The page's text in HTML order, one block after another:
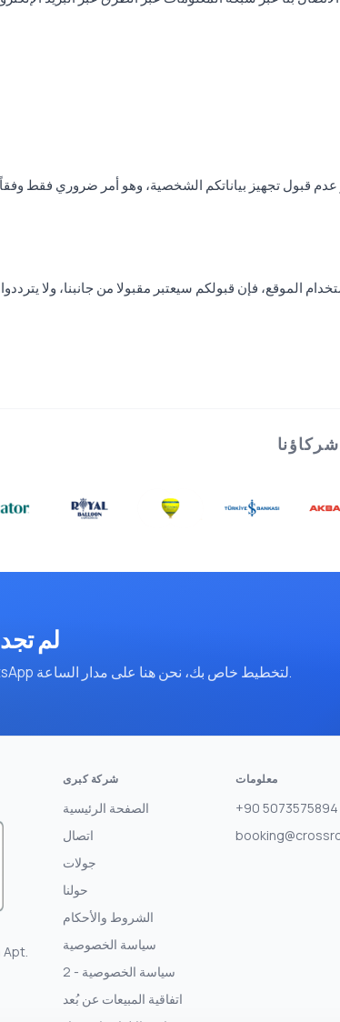
قبول تجهيز بياناتكم الشخصية، وهو أمر ضروري فقط
شركاؤنا
لم
تواصل معنا عبر WhatsApp لتخطيط خاص بك، نحن هنا على مدار الساعة.
شركة كبرى
الصفحة الرئيسية
اتصال
جولات
حولنا
الشروط والأحكام
سياسة الخصوصية
سياسة الخصوصية - 2
اتفاقية المبيعات عن بُعد
معلومات
+90 5073575894